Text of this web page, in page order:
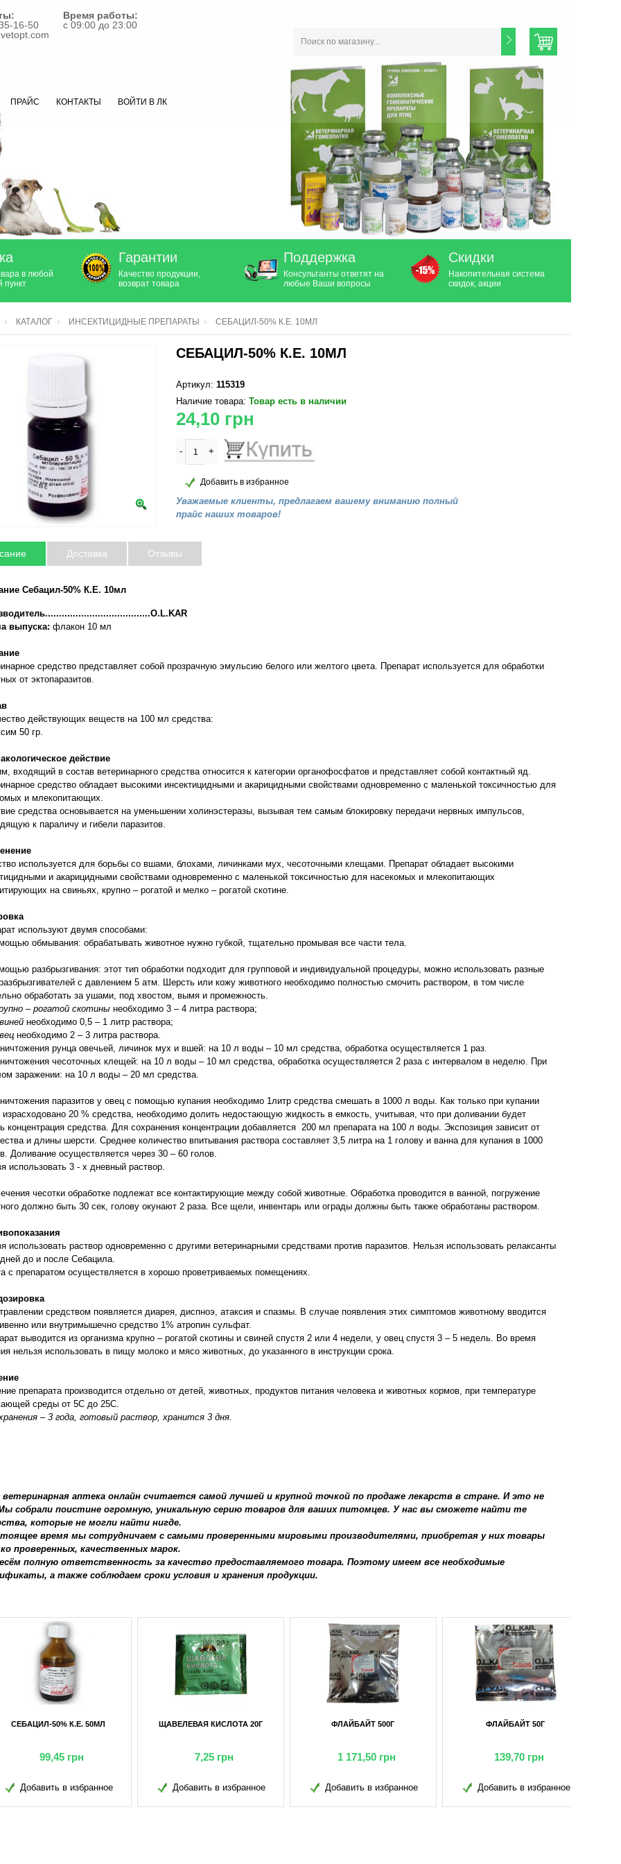
16-50
Время работы:
с 09:00 до 23:00
ПРАЙС КОНТАКТЫ ВОЙТИ В ЛК
в любой
пункт
Гарантии
Качество продукции,
возврат товара
Поддержка
Консультанты ответят на
любые Ваши вопросы
Скидки
Накопительная система
скидок, акции
КАТАЛОГ ИНСЕКТИЦИДНЫЕ ПРЕПАРАТЫ СЕБАЦИЛ-50% К.Е. 10МЛ
СЕБАЦИЛ-50% К.Е. 10МЛ
Артикул: 115319
Наличие товара: Товар есть в наличии
24,10 грн
- +
Добавить в избранное
Уважаемые клиенты, предлагаем вашему вниманию полный
прайс наших товаров!
Доставка Отзывы
Себацил-50% К.Е. 10мл
выпуска: флакон 10 мл
средство представляет собой прозрачную эмульсию белого или желтого цвета. Препарат используется для обработки
от эктопаразитов.
действующих веществ на 100 мл средства:
50 гр.
действие
входящий в состав ветеринарного средства относится к категории органофосфатов и представляет собой контактный яд.
средство обладает высокими инсектицидными и акарицидными свойствами одновременно с маленькой токсичностью для
и млекопитающих.
средства основывается на уменьшении холинэстеразы, вызывая тем самым блокировку передачи нервных импульсов,
к параличу и гибели паразитов.
используется для борьбы со вшами, блохами, личинками мух, чесоточными клещами. Препарат обладает высокими
и акарицидными свойствами одновременно с маленькой токсичностью для насекомых и млекопитающих
на свиньях, крупно – рогатой и мелко – рогатой скотине.
используют двумя способами:
обмывания: обрабатывать животное нужно губкой, тщательно промывая все части тела.
разбрызгивания: этот тип обработки подходит для групповой и индивидуальной процедуры, можно использовать разные
с давлением 5 атм. Шерсть или кожу животного необходимо полностью смочить раствором, в том числе
обработать за ушами, под хвостом, вымя и промежность.
– рогатой скотины необходимо 3 – 4 литра раствора;
необходимо 0,5 – 1 литр раствора;
необходимо 2 – 3 литра раствора.
рунца овечьей, личинок мух и вшей: на 10 л воды – 10 мл средства, обработка осуществляется 1 раз.
чесоточных клещей: на 10 л воды – 10 мл средства, обработка осуществляется 2 раза с интервалом в неделю. При
заражении: на 10 л воды – 20 мл средства.
паразитов у овец с помощью купания необходимо 1литр средства смешать в 1000 л воды. Как только при купании
израсходовано 20 % средства, необходимо долить недостающую жидкость в емкость, учитывая, что при доливании будет
концентрация средства. Для сохранения концентрации добавляется 200 мл препарата на 100 л воды. Экспозиция зависит от
и длины шерсти. Среднее количество впитывания раствора составляет 3,5 литра на 1 голову и ванна для купания в 1000
Доливание осуществляется через 30 – 60 голов.
использовать 3 - х дневный раствор.
чесотки обработке подлежат все контактирующие между собой животные. Обработка проводится в ванной, погружение
должно быть 30 сек, голову окунают 2 раза. Все щели, инвентарь или ограды должны быть также обработаны раствором.
использовать раствор одновременно с другими ветеринарными средствами против паразитов. Нельзя использовать релаксанты
до и после Себацила.
с препаратом осуществляется в хорошо проветриваемых помещениях.
средством появляется диарея, диспноэ, атаксия и спазмы. В случае появления этих симптомов животному вводится
или внутримышечно средство 1% атропин сульфат.
выводится из организма крупно – рогатой скотины и свиней спустя 2 или 4 недели, у овец спустя 3 – 5 недель. Во время
нельзя использовать в пищу молоко и мясо животных, до указанного в инструкции срока.
препарата производится отдельно от детей, животных, продуктов питания человека и животных кормов, при температуре
среды от 5С до 25С.
– 3 года, готовый раствор, хранится 3 дня.
аптека онлайн считается самой лучшей и крупной точкой по продаже лекарств в стране. И это не
собрали поистине огромную, уникальную серию товаров для ваших питомцев. У нас вы сможете найти те
которые не могли найти нигде.
время мы сотрудничаем с самыми проверенными мировыми производителями, приобретая у них товары
проверенных, качественных марок.
полную ответственность за качество предоставляемого товара. Поэтому имеем все необходимые
а также соблюдаем сроки условия и хранения продукции.
50% К.Е. 50МЛ
99,45 грн
Добавить в избранное
ЩАВЕЛЕВАЯ КИСЛОТА 20Г
грн
Добавить в избранное
ФЛАЙБАЙТ 500Г
1 171,50 грн
Добавить в избранное
ФЛАЙБАЙТ 50Г
139,70 грн
Добавить в избранное